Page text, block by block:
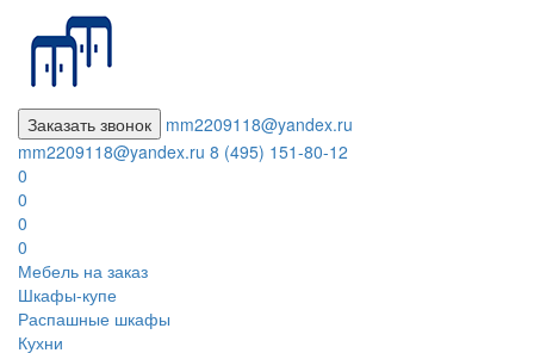
Заказать звонок
mm2209118@yandex.ru
mm2209118@yandex.ru 8 (495) 151-80-12
0
0
0
0
Мебель на заказ
Шкафы-купе
Распашные шкафы
Кухни